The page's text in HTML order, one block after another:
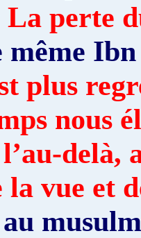
La perte
même
plus
nous
vue et